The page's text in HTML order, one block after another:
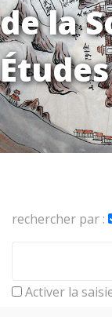
de la
rechercher par :
Activer la